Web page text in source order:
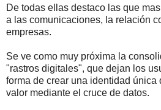
De todas ellas destaco las que
a las comunicaciones, la relación
empresas.
Se ve como muy próxima la
"rastros digitales", que dejan los
forma de crear una identidad única
valor mediante el cruce de datos.